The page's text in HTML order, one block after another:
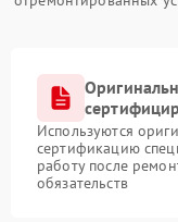
Используются
сертификацию
работу после
обязательств